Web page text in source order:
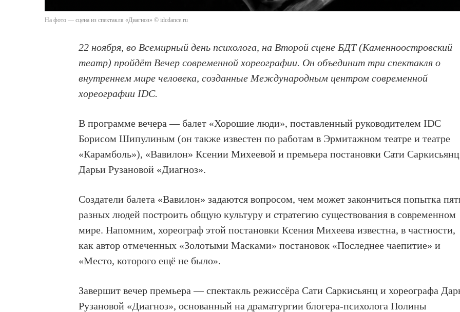
На фото — сцена из спектакля «Диагноз» © idcdance.ru
22 ноября, во Всемирный день психолога, на Второй сцене БДТ (Каменноостровский
театр) пройдёт Вечер современной хореографии. Он объединит три спектакля о
внутреннем мире человека, созданные Международным центром современной
хореографии IDC.
В программе вечера — балет «Хорошие люди», поставленный руководителем IDC
Борисом Шипулиным (он также известен по работам в Эрмитажном театре и театре
«Карамболь»), «Вавилон» Ксении Михеевой и премьера постановки Сати
Дарьи Рузановой «Диагноз».
Создатели балета «Вавилон» задаются вопросом, чем может закончиться попытка
разных людей построить общую культуру и стратегию существования в современном
мире. Напомним, хореограф этой постановки Ксения Михеева известна, в частности,
как автор отмеченных «Золотыми Масками» постановок «Последнее чаепитие» и
«Место, которого ещё не было».
Завершит вечер премьера — спектакль режиссёра Сати Саркисьянц и хореографа
Рузановой «Диагноз», основанный на драматургии блогера-психолога Полины